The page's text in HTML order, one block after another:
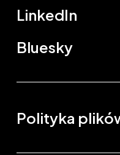
LinkedIn
Bluesky
Polityka